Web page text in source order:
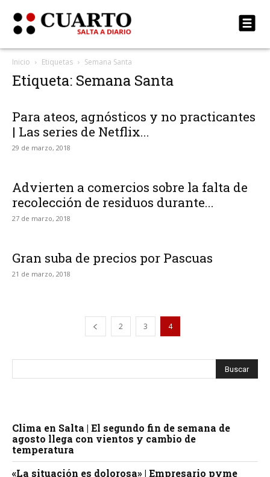
Inicio Etiquetas Semana Santa
Etiqueta: Semana Santa
Para ateos, agnósticos y no practicantes
| Las series de Netflix...
29 de marzo, 2018
Advierten a comercios sobre la falta de
recolección de residuos durante...
27 de marzo, 2018
Gran suba de precios por Pascuas
21 de marzo, 2018
2 3 4
Clima en Salta | El segundo fin de semana de
agosto llega con vientos y cambio de
temperatura
«La situación es dolorosa» | Empresario pyme